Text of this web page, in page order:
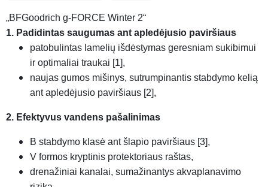
„BFGoodrich g-FORCE Winter 2“
1. Padidintas saugumas ant apledėjusio paviršiaus
patobulintas lamelių išdėstymas geresniam sukibimui
ir optimaliai traukai [1],
naujas gumos mišinys, sutrumpinantis stabdymo kelią
ant apledėjusio paviršiaus [2],
2. Efektyvus vandens pašalinimas
B stabdymo klasė ant šlapio paviršiaus [3],
V formos kryptinis protektoriaus raštas,
drenažiniai kanalai, sumažinantys akvaplanavimo